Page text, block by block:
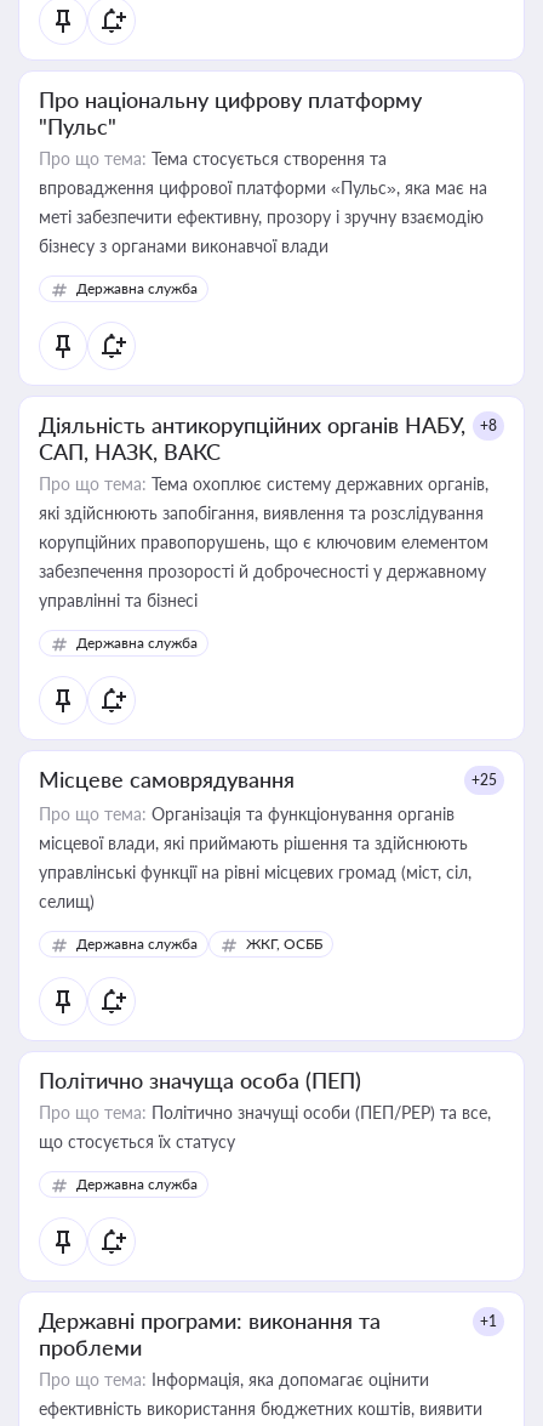
Про національну цифрову платформу
"Пульс"
Про що тема: Тема стосується створення та
впровадження цифрової платформи «Пульс», яка має на
меті забезпечити ефективну, прозору і зручну взаємодію
бізнесу з органами виконавчої влади
Державна служба
Діяльність антикорупційних органів НАБУ,
САП, НАЗК, ВАКС
+8
Про що тема: Тема охоплює систему державних органів,
які здійснюють запобігання, виявлення та розслідування
корупційних правопорушень, що є ключовим елементом
забезпечення прозорості й доброчесності у державному
управлінні та бізнесі
Державна служба
Місцеве самоврядування +25
Про що тема: Організація та функціонування органів
місцевої влади, які приймають рішення та здійснюють
управлінські функції на рівні місцевих громад (міст, сіл,
селищ)
Державна служба ЖКГ, ОСББ
Політично значуща особа (ПЕП)
Про що тема: Політично значущі особи (ПЕП/PEP) та все,
що стосується їх статусу
Державна служба
Державні програми: виконання та
проблеми
+1
Про що тема: Інформація, яка допомагає оцінити
ефективність використання бюджетних коштів, виявити